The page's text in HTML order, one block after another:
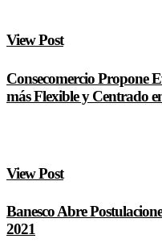
View Post
Consecomercio Propone
más Flexible y Centrado
View Post
Banesco Abre
2021